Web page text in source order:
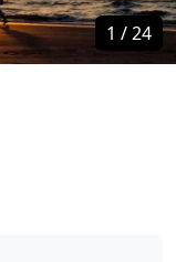
1 /24
1 /24